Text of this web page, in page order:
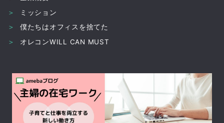
＞
ミッション
＞
僕たちはオフィスを捨てた
＞
オレコンWILL CAN MUST